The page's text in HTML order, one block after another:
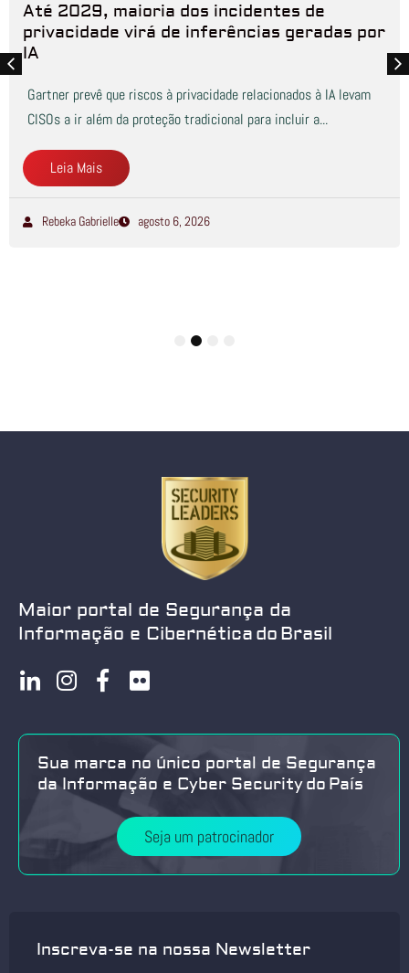
Até 2029, maioria dos incidentes de
privacidade virá de inferências geradas por
IA
Gartner prevê que riscos à privacidade relacionados à IA levam
CISOs a ir além da proteção tradicional para incluir a...
Leia Mais
Rebeka Gabrielle agosto 6, 2026
Maior portal de Segurança da
Informação e Cibernética do Brasil
Sua marca no único portal de Segurança
da Informação e Cyber Security do País
Seja um patrocinador
Inscreva-se na nossa Newsletter